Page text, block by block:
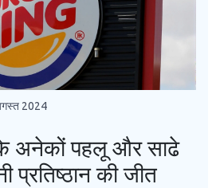
2024
अनेकों पहलू और साढे
प्रतिष्ठान की जीत